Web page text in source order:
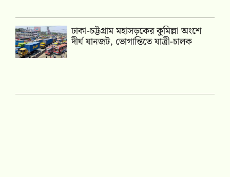
ঢাকা-চট্টগ্রাম মহাসড়কের কুমিল্লা অংশে
দীর্ঘ যানজট, ভোগান্তিতে যাত্রী-চালক